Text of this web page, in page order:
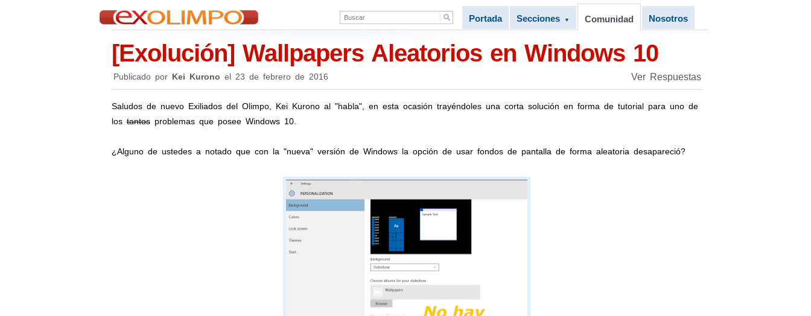
Portada Secciones ▼ Comunidad Nosotros
[Exolución] Wallpapers Aleatorios en Windows 10
Publicado por Kei Kurono el 23 de febrero de 2016 Ver Respuestas
Saludos de nuevo Exiliados del Olimpo, Kei Kurono al "habla", en esta ocasión trayéndoles una corta solución en forma de tutorial para uno de
lostantosproblemas que posee Windows 10.
¿Alguno de ustedes a notado que con la "nueva" versión de Windows la opción de usar fondos de pantalla de forma aleatoria desapareció?